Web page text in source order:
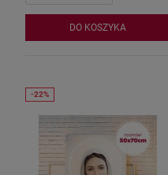
DO KOSZYKA